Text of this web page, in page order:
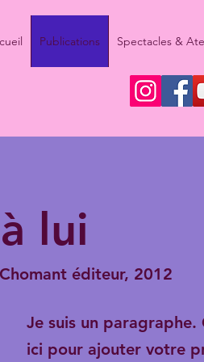
Publications Spectacles &
lui
éditeur, 2012
Je suis un paragraphe.
ici pour ajouter votre